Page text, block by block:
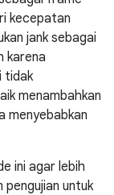
kecepatan
jank sebagai
karena
tidak
menambahkan
menyebabkan
ini agar lebih
pengujian untuk